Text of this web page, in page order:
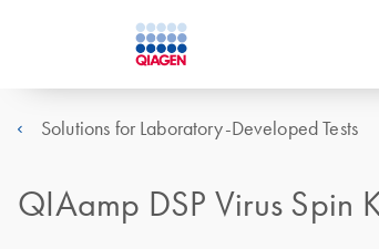
Solutions for Laboratory-Developed Tests
QIAamp DSP Virus Spin